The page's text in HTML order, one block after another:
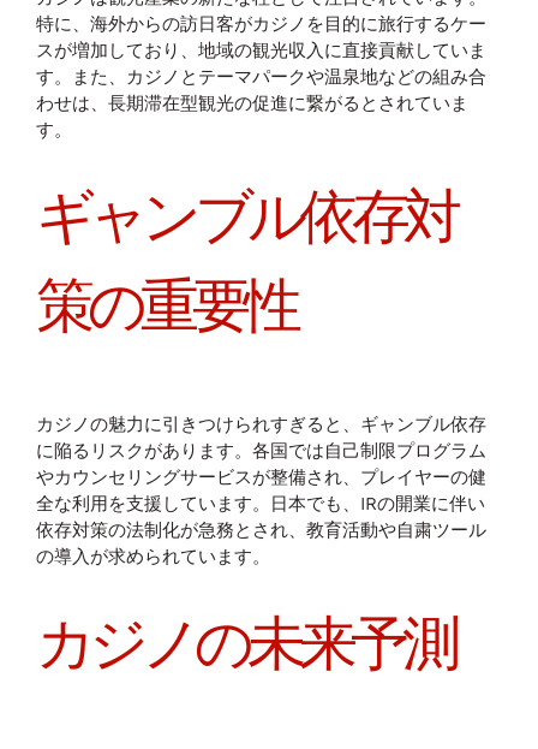
特に、海外からの訪日客がカジノを目的に旅行するケー
スが増加しており、地域の観光収入に直接貢献していま
す。また、カジノとテーマパークや温泉地などの組み合
わせは、長期滞在型観光の促進に繋がるとされていま
す。
ギャンブル依存対
策の重要性
カジノの魅力に引きつけられすぎると、ギャンブル依存
に陥るリスクがあります。各国では自己制限プログラム
やカウンセリングサービスが整備され、プレイヤーの健
全な利用を支援しています。日本でも、IRの開業に伴い
依存対策の法制化が急務とされ、教育活動や自粛ツール
の導入が求められています。
カジノの未来予測